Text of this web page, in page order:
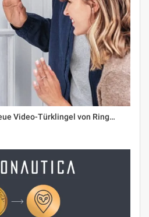
Video-Türklingel von Ring…